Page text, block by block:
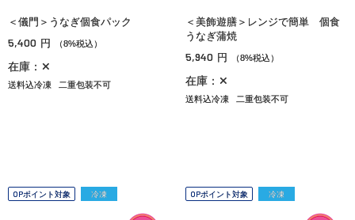
＜儀門＞うなぎ個食パック
5,400 円 （8%税込）
在庫：✕
送料込冷凍 二重包装不可
＜美飾遊膳＞レンジで簡単 個食
うなぎ蒲焼
5,940 円 （8%税込）
在庫：✕
送料込冷凍 二重包装不可
OPポイント対象 冷凍 OPポイント対象 冷凍